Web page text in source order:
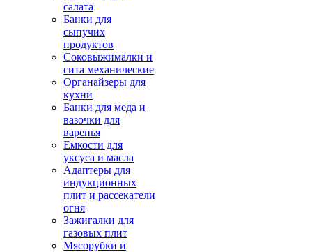
салата
Банки для
сыпучих
продуктов
Соковыжималки и
сита механические
Органайзеры для
кухни
Банки для меда и
вазочки для
варенья
Емкости для
уксуса и масла
Адаптеры для
индукционных
плит и рассекатели
огня
Зажигалки для
газовых плит
Мясорубки и